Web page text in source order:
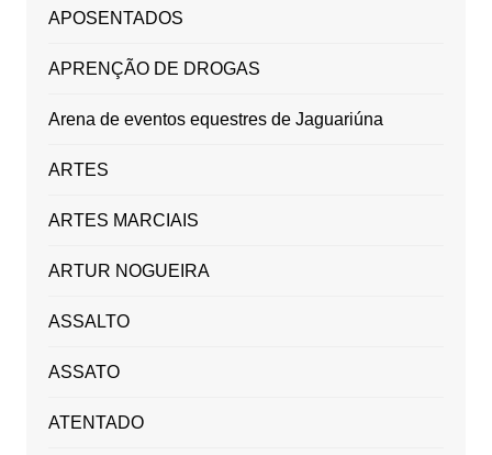
APOSENTADOS
APRENÇÃO DE DROGAS
Arena de eventos equestres de Jaguariúna
ARTES
ARTES MARCIAIS
ARTUR NOGUEIRA
ASSALTO
ASSATO
ATENTADO